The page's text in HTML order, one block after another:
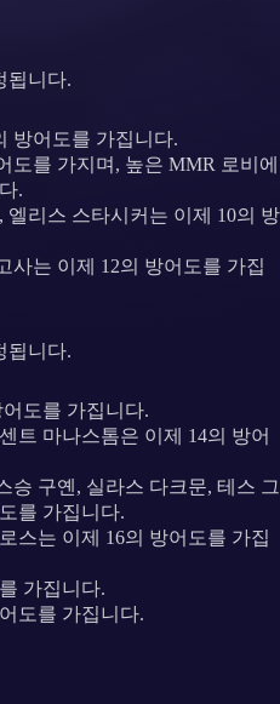
됩니다.
방어도를 가집니다.
도를 가지며, 높은 MMR 로비에
.
리스 스타시커는 이제 10의 방
사는 이제 12의 방어도를 가집
됩니다.
도를 가집니다.
트 마나스톰은 이제 14의 방어
승 구옌, 실라스 다크문, 테스 그
를 가집니다.
스는 이제 16의 방어도를 가집
가집니다.
도를 가집니다.